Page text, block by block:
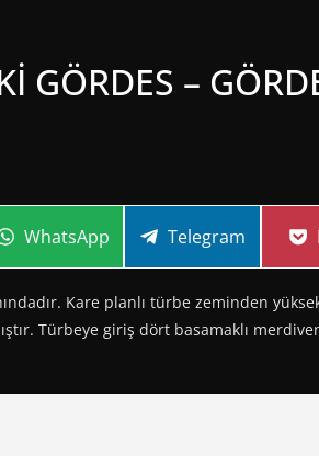
GÖRDES –
Share
WhatsApp Share
Telegram
Kare planlı türbe zeminden
Türbeye giriş dört basamaklı